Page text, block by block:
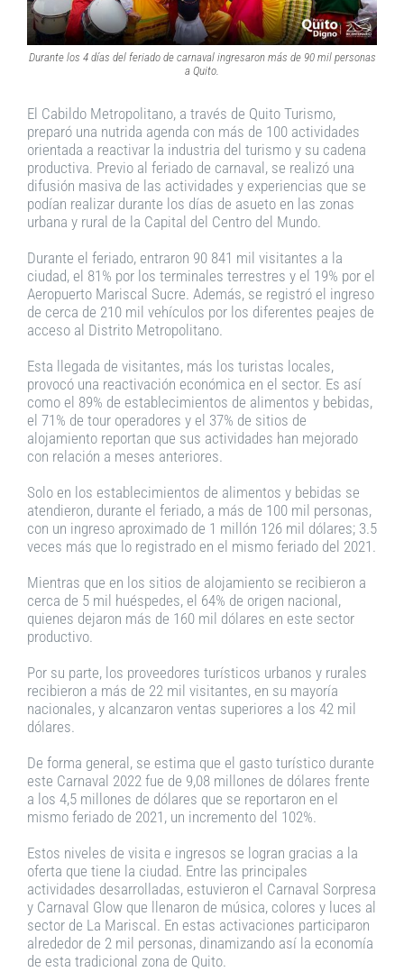
Durante los 4 días del feriado de carnaval ingresaron más de 90 mil personas
a Quito.
El Cabildo Metropolitano, a través de Quito Turismo,
preparó una nutrida agenda con más de 100 actividades
orientada a reactivar la industria del turismo y su cadena
productiva. Previo al feriado de carnaval, se realizó una
difusión masiva de las actividades y experiencias que se
podían realizar durante los días de asueto en las zonas
urbana y rural de la Capital del Centro del Mundo.
Durante el feriado, entraron 90 841 mil visitantes a la
ciudad, el 81% por los terminales terrestres y el 19% por el
Aeropuerto Mariscal Sucre. Además, se registró el ingreso
de cerca de 210 mil vehículos por los diferentes peajes de
acceso al Distrito Metropolitano.
Esta llegada de visitantes, más los turistas locales,
provocó una reactivación económica en el sector. Es así
como el 89% de establecimientos de alimentos y bebidas,
el 71% de tour operadores y el 37% de sitios de
alojamiento reportan que sus actividades han mejorado
con relación a meses anteriores.
Solo en los establecimientos de alimentos y bebidas se
atendieron, durante el feriado, a más de 100 mil personas,
con un ingreso aproximado de 1 millón 126 mil dólares; 3.5
veces más que lo registrado en el mismo feriado del 2021.
Mientras que en los sitios de alojamiento se recibieron a
cerca de 5 mil huéspedes, el 64% de origen nacional,
quienes dejaron más de 160 mil dólares en este sector
productivo.
Por su parte, los proveedores turísticos urbanos y rurales
recibieron a más de 22 mil visitantes, en su mayoría
nacionales, y alcanzaron ventas superiores a los 42 mil
dólares.
De forma general, se estima que el gasto turístico durante
este Carnaval 2022 fue de 9,08 millones de dólares frente
a los 4,5 millones de dólares que se reportaron en el
mismo feriado de 2021, un incremento del 102%.
Estos niveles de visita e ingresos se logran gracias a la
oferta que tiene la ciudad. Entre las principales
actividades desarrolladas, estuvieron el Carnaval Sorpresa
y Carnaval Glow que llenaron de música, colores y luces al
sector de La Mariscal. En estas activaciones participaron
alrededor de 2 mil personas, dinamizando así la economía
de esta tradicional zona de Quito.